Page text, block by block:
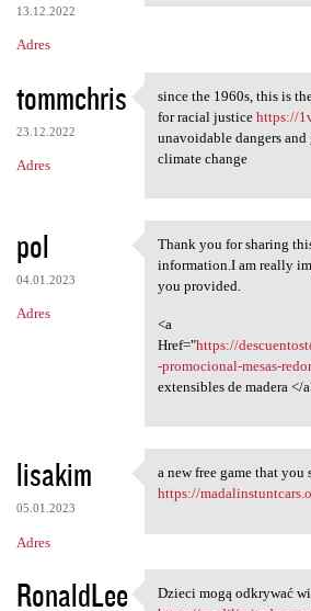
13.12.2022
Adres
tommchris
23.12.2022
Adres
since the 1960s,
since the 1960s, this is
for racial justice https://
unavoidable dangers
climate change
pol
04.01.2023
Adres
Thank you for
Thank you for sharing
information.I am really
you provided.
<a
Href="https://
-promocional-mesas-
extensibles de madera </
lisakim
05.01.2023
Adres
a new free game
a new free game that
https://
RonaldLee
Dzieci mogą odkrywać